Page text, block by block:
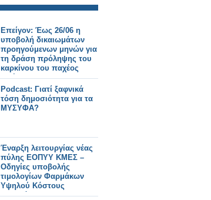
Επείγον: Έως 26/06 η
υποβολή δικαιωμάτων
προηγούμενων μηνών για
τη δράση πρόληψης του
καρκίνου του παχέος
εντέρου
Podcast: Γιατί ξαφνικά
τόση δημοσιότητα για τα
ΜΥΣΥΦΑ?
Έναρξη λειτουργίας νέας
πύλης ΕΟΠΥΥ ΚΜΕΣ –
Οδηγίες υποβολής
τιμολογίων Φαρμάκων
Υψηλού Κόστους
Πλατφόρμας ΕΟΠΥΥ